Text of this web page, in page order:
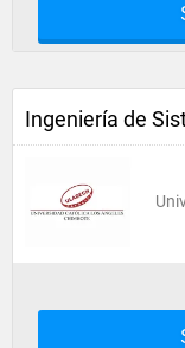
Ingeniería de